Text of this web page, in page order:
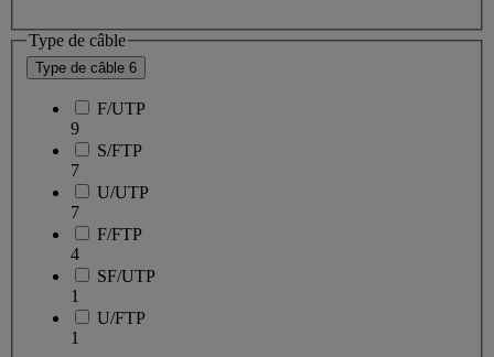
Type de câble
Type de câble 6
F/UTP
9
S/FTP
7
U/UTP
7
F/FTP
4
SF/UTP
1
U/FTP
1